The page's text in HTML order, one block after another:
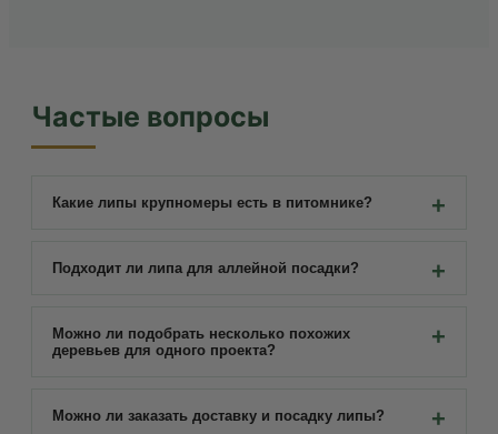
Частые вопросы
Какие липы крупномеры есть в питомнике?
Подходит ли липа для аллейной посадки?
Можно ли подобрать несколько похожих
деревьев для одного проекта?
Можно ли заказать доставку и посадку липы?